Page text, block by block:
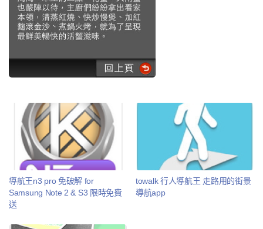
導航王n3 pro 免破解 for
Samsung Note 2 & S3 限時免費
送
towalk 行人導航王 走路用的街景
導航app